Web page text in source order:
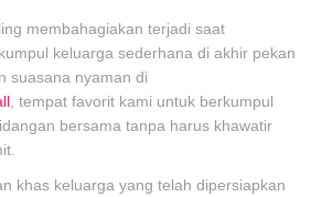
membahagiakan terjadi saat
keluarga sederhana di akhir pekan
suasana nyaman di
, tempat favorit kami untuk berkumpul
bersama tanpa harus khawatir
khas keluarga yang telah dipersiapkan